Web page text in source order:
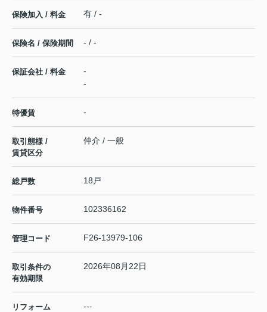
保険加入 / 料金 有 / -
保険名 / 保険期間 - / -
保証会社 / 料金
-
-
特優賃 -
取引態様 /
賃貸区分
仲介 / 一般
総戸数 18戸
物件番号 102336162
管理コード F26-13979-106
取引条件の
有効期限
2026年08月22日
リフォーム ---